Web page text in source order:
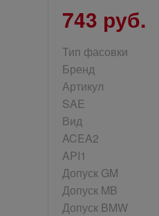
743 руб.
Тип фасовки
Бренд
Артикул
SAE
Вид
ACEA2
API1
Допуск GM
Допуск MB
Допуск BMW